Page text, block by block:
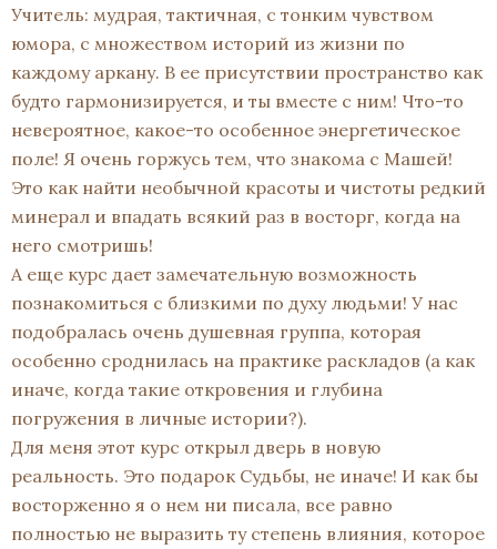
Учитель: мудрая, тактичная, с тонким чувством
юмора, с множеством историй из жизни по
каждому аркану. В ее присутствии пространство как
будто гармонизируется, и ты вместе с ним! Что-то
невероятное, какое-то особенное энергетическое
поле! Я очень горжусь тем, что знакома с Машей!
Это как найти необычной красоты и чистоты редкий
минерал и впадать всякий раз в восторг, когда на
него смотришь!
А еще курс дает замечательную возможность
познакомиться с близкими по духу людьми! У нас
подобралась очень душевная группа, которая
особенно сроднилась на практике раскладов (а как
иначе, когда такие откровения и глубина
погружения в личные истории?).
Для меня этот курс открыл дверь в новую
реальность. Это подарок Судьбы, не иначе! И как бы
восторженно я о нем ни писала, все равно
полностью не выразить ту степень влияния, которое